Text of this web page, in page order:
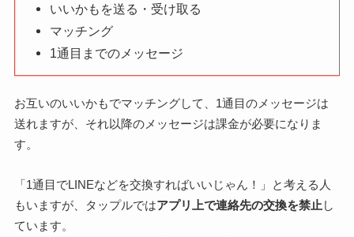
いいかもを送る・受け取る
マッチング
1通目までのメッセージ
お互いのいいかもでマッチングして、1通目のメッセージは
送れますが、それ以降のメッセージは課金が必要になりま
す。
「1通目でLINEなどを交換すればいいじゃん！」と考える人
もいますが、タップルではアプリ上で連絡先の交換を禁止 し
ています。